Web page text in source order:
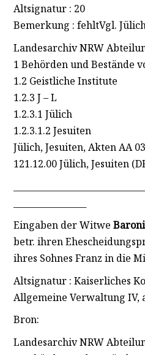
Altsignatur : 20
Bemerkung : fehltVgl.
Landesarchiv NRW
1 Behörden und Bestände
1.2 Geistliche Institute
1.2.3 J – L
1.2.3.1 Jülich
1.2.3.1.2 Jesuiten
Jülich, Jesuiten, Akten AA
121.12.00 Jülich, Jesuiten
Eingaben der Witwe
betr. ihren
ihres Sohnes Franz in die
Altsignatur : Kaiserliches
Allgemeine Verwaltung IV,
Bron:
Landesarchiv NRW